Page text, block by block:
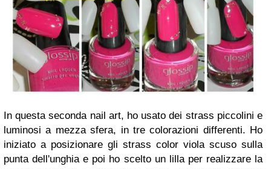
In questa seconda nail art, ho usato dei strass piccolini e
luminosi a mezza sfera, in tre colorazioni differenti. Ho
iniziato a posizionare gli strass color viola scuso sulla
punta dell'unghia e poi ho scelto un lilla per realizzare la